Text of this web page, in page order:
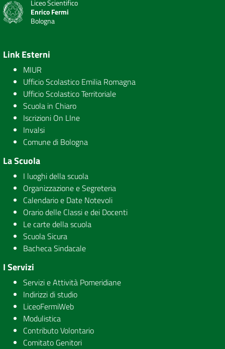
Liceo Scientifico
Enrico Fermi
Bologna
Link Esterni
MIUR
Ufficio Scolastico Emilia Romagna
Ufficio Scolastico Territoriale
Scuola in Chiaro
Iscrizioni On LIne
Invalsi
Comune di Bologna
La Scuola
I luoghi della scuola
Organizzazione e Segreteria
Calendario e Date Notevoli
Orario delle Classi e dei Docenti
Le carte della scuola
Scuola Sicura
Bacheca Sindacale
I Servizi
Servizi e Attività Pomeridiane
Indirizzi di studio
LiceoFermiWeb
Modulistica
Contributo Volontario
Comitato Genitori